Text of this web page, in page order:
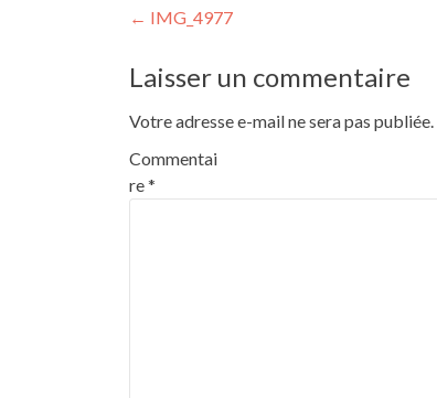
Post
navigation
← IMG_4977
Laisser un commentaire
Votre adresse e-mail ne sera pas publiée.
Commentai
re*